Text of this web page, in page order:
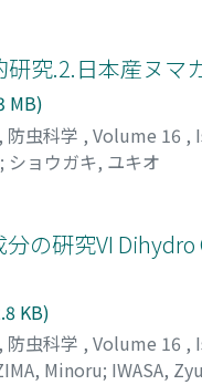
究.2.日本産ヌマ
MB)
, 防虫科学 , Volume 16 ,
; ショウガキ, ユキオ
の硏究VI
KB)
, 防虫科学 , Volume 16 ,
Minoru; IWASA,